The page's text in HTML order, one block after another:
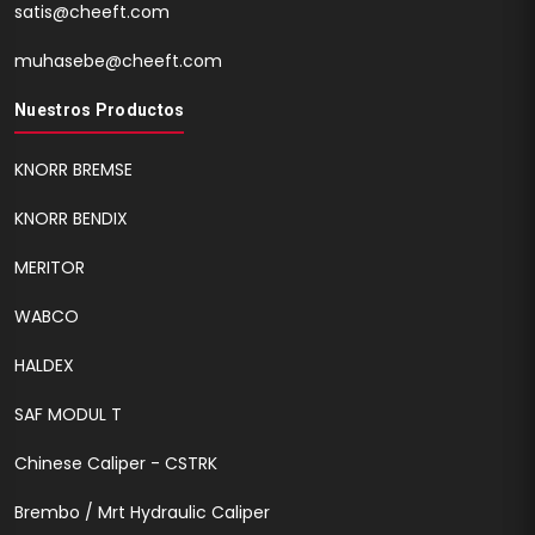
satis@cheeft.com
muhasebe@cheeft.com
Nuestros Productos
KNORR BREMSE
KNORR BENDIX
MERITOR
WABCO
HALDEX
SAF MODUL T
Chinese Caliper - CSTRK
Brembo / Mrt Hydraulic Caliper